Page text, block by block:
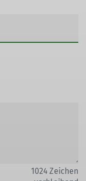
1024 Zeichen